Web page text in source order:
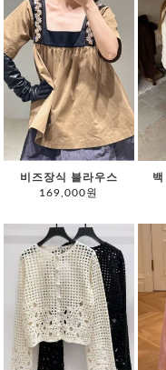
비즈장식 블라우스
169,000원